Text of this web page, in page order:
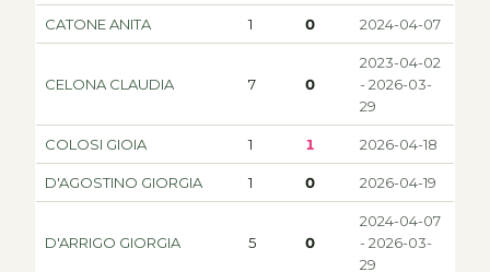
CATONE ANITA 1 0 2024-04-07
CELONA CLAUDIA 7 0
2023-04-02
- 2026-03-
29
COLOSI GIOIA 1 1 2026-04-18
D'AGOSTINO GIORGIA 1 0 2026-04-19
D'ARRIGO GIORGIA 5 0
2024-04-07
- 2026-03-
29